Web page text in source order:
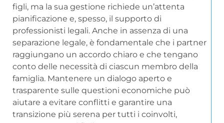
figli, ma la sua gestione richiede un’attenta
pianificazione e, spesso, il supporto di
professionisti legali. Anche in assenza di una
separazione legale, è fondamentale che i partner
raggiungano un accordo chiaro e che tengano
conto delle necessità di ciascun membro della
famiglia. Mantenere un dialogo aperto e
trasparente sulle questioni economiche può
aiutare a evitare conflitti e garantire una
transizione più serena per tutti i coinvolti,